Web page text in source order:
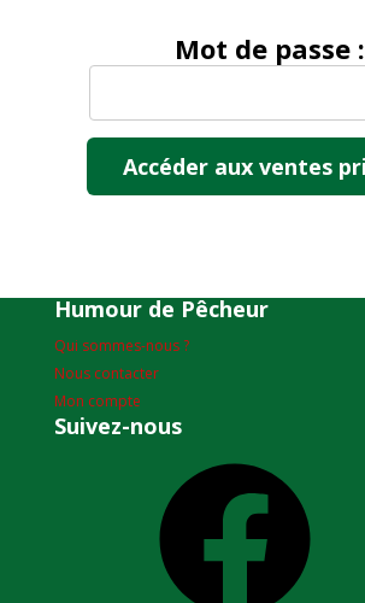
Mot de passe :
Humour de Pêcheur
Qui sommes-nous ?
Nous contacter
Mon compte
Suivez-nous